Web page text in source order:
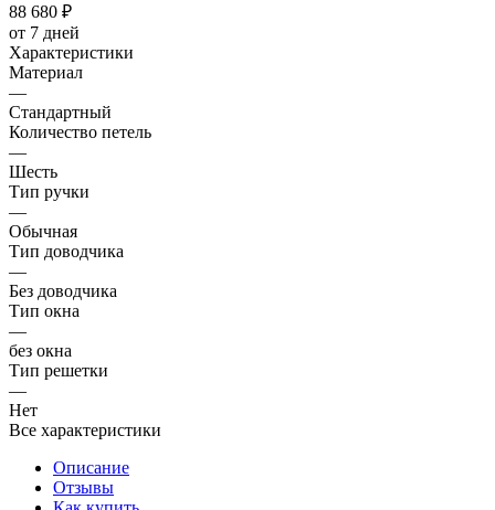
88 680 ₽
от 7 дней
Характеристики
Материал
—
Стандартный
Количество петель
—
Шесть
Тип ручки
—
Обычная
Тип доводчика
—
Без доводчика
Тип окна
—
без окна
Тип решетки
—
Нет
Все характеристики
Описание
Отзывы